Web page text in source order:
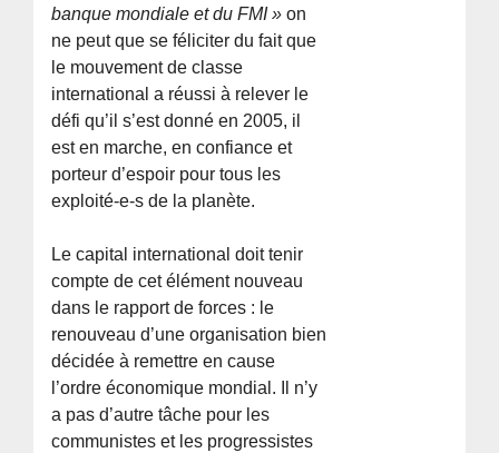
banque mondiale et du FMI » on
ne peut que se féliciter du fait que
le mouvement de classe
international a réussi à relever le
défi qu’il s’est donné en 2005, il
est en marche, en confiance et
porteur d’espoir pour tous les
exploité-e-s de la planète.
Le capital international doit tenir
compte de cet élément nouveau
dans le rapport de forces : le
renouveau d’une organisation bien
décidée à remettre en cause
l’ordre économique mondial. Il n’y
a pas d’autre tâche pour les
communistes et les progressistes